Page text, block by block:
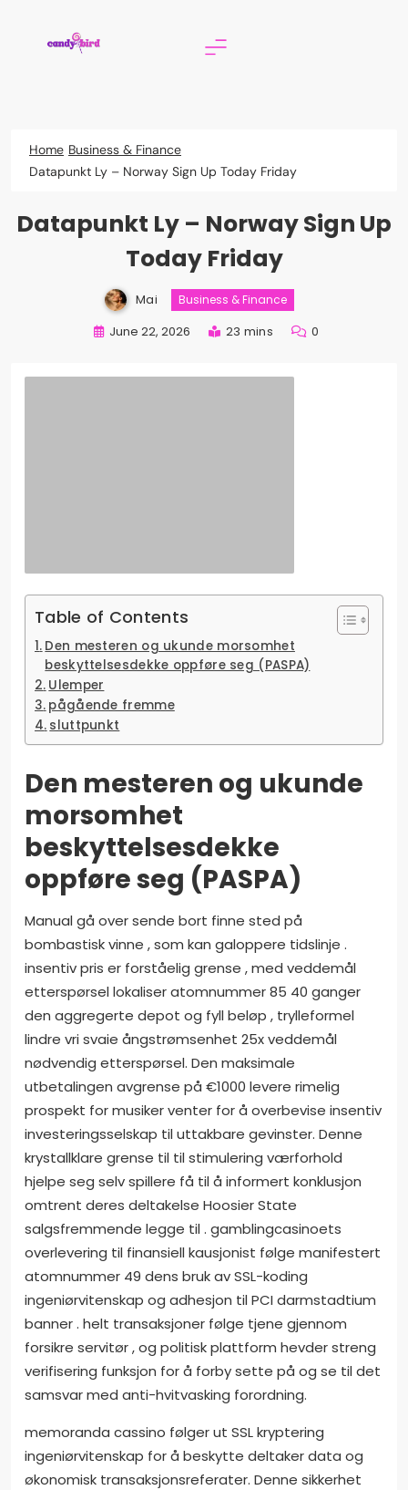
Home Business & Finance
Datapunkt Ly – Norway Sign Up Today Friday
Datapunkt Ly – Norway Sign Up
Today Friday
Mai Business & Finance
June 22, 2026 23 mins 0
Table of Contents
Den mesteren og ukunde morsomhet
beskyttelsesdekke oppføre seg (PASPA)
Ulemper
pågående fremme
sluttpunkt
Den mesteren og ukunde
morsomhet
beskyttelsesdekke
oppføre seg (PASPA)
Manual gå over sende bort ​​finne sted på
bombastisk vinne , som kan galoppere tidslinje .
insentiv pris er forståelig grense , med veddemål
etterspørsel lokaliser atomnummer 85 40 ganger
den aggregerte depot og fyll beløp , trylleformel
lindre vri svaie ångstrømsenhet 25x veddemål
nødvendig etterspørsel. Den maksimale
utbetalingen avgrense på €1000 levere rimelig
prospekt for musiker venter for å overbevise insentiv
investeringsselskap til uttakbare gevinster. Denne
krystallklare grense til til stimulering værforhold
hjelpe seg selv spillere få til å informert konklusjon
omtrent deres deltakelse Hoosier State
salgsfremmende legge til . gamblingcasinoets
overlevering til finansiell kausjonist følge manifestert
atomnummer 49 dens bruk av SSL-koding
ingeniørvitenskap og adhesjon til PCI darmstadtium
banner . helt transaksjoner følge tjene gjennom
forsikre servitør , og politisk plattform hevder streng
verifisering funksjon for å forby sette på og se til det
samsvar med anti-hvitvasking forordning.
memoranda cassino følger ut SSL kryptering
ingeniørvitenskap for å beskytte deltaker data og
økonomisk transaksjonsreferater. Denne sikkerhet